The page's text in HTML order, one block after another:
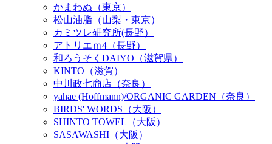
かまわぬ（東京）
松山油脂（山梨・東京）
カミツレ研究所(長野）
アトリエｍ4（長野）
和ろうそくDAIYO（滋賀県）
KINTO（滋賀）
中川政七商店（奈良）
yahae (Hoffmann)/ORGANIC GARDEN（奈良）
BIRDS' WORDS（大阪）
SHINTO TOWEL（大阪）
SASAWASHI（大阪）